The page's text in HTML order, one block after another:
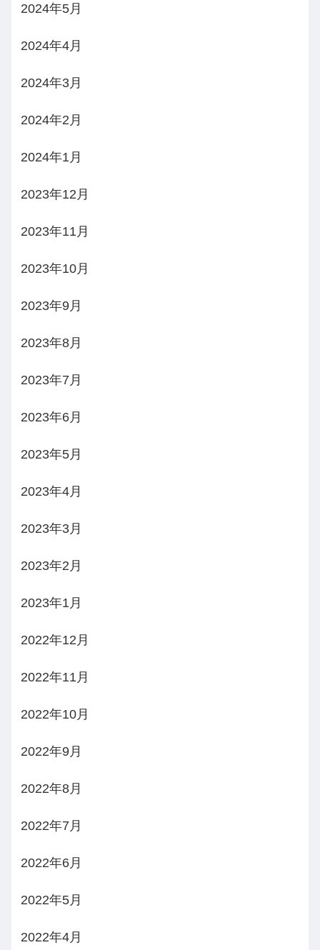
2024年5月
2024年4月
2024年3月
2024年2月
2024年1月
2023年12月
2023年11月
2023年10月
2023年9月
2023年8月
2023年7月
2023年6月
2023年5月
2023年4月
2023年3月
2023年2月
2023年1月
2022年12月
2022年11月
2022年10月
2022年9月
2022年8月
2022年7月
2022年6月
2022年5月
2022年4月